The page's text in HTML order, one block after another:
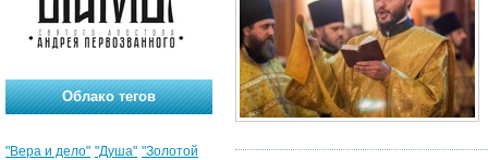
Облако тегов
"Вера и дело" "Душа" "Золотой